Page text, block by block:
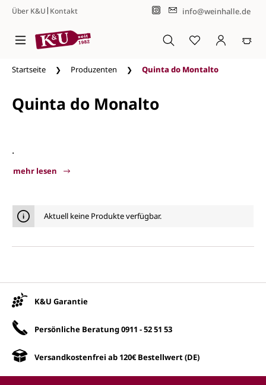
Zum Hauptinhalt springen
Über K&U| Kontakt info@weinhalle.de
Startseite Produzenten Quinta do Montalto
Quinta do Monalto
.
mehr lesen
Quinta do Montalto
Aktuell keine Produkte verfügbar.
K&U Garantie
Persönliche Beratung0911 - 52 51 53
Versandkostenfrei ab 120€ Bestellwert (DE)